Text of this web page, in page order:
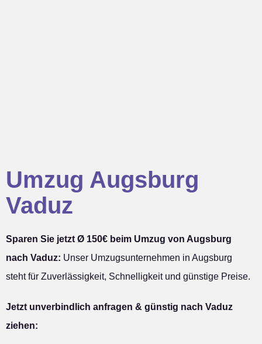
Umzug Augsburg
Vaduz
Sparen Sie jetzt Ø 150€ beim Umzug von Augsburg
nach Vaduz: Unser Umzugsunternehmen in Augsburg
steht für Zuverlässigkeit, Schnelligkeit und günstige Preise.
Jetzt unverbindlich anfragen & günstig nach Vaduz
ziehen: